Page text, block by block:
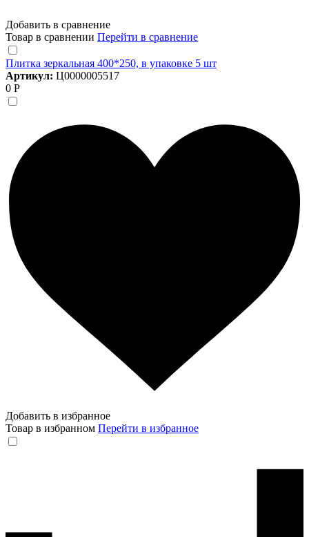
Добавить в сравнение
Товар в сравнении Перейти в сравнение
Плитка зеркальная 400*250, в упаковке 5 шт
Артикул: Ц0000005517
0 Р
Добавить в избранное
Товар в избранном Перейти в избранное